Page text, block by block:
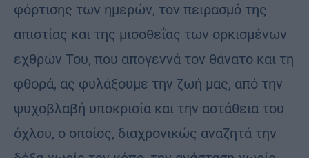
φόρτισης των ημερών, τον πειρασμό της
απιστίας και της μισοθεΐας των ορκισμένων
εχθρών Του, που απογεννά τον θάνατο και τη
φθορά, ας φυλάξουμε την ζωή μας, από την
ψυχοβλαβή υποκρισία και την αστάθεια του
όχλου, ο οποίος, διαχρονικώς αναζητά την